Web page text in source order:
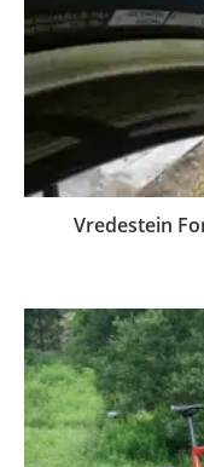
Vredestein